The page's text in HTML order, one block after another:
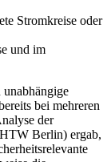
Stromkreise oder
und im
unabhängige
bei mehreren
der
Berlin) ergab,